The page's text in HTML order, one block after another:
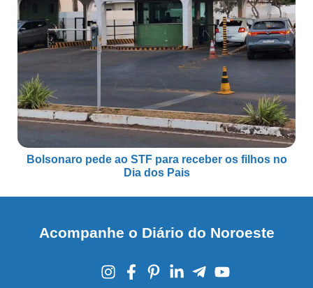
Bolsonaro pede ao STF para receber os filhos no
Dia dos Pais
Acompanhe o Diário do Noroeste